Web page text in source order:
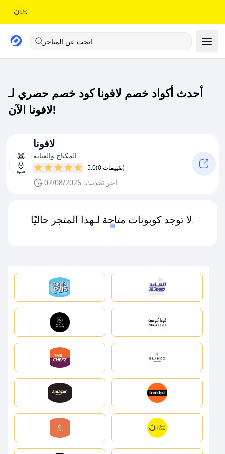
ابحث عن المتاجر
أحدث أكواد خصم لافونا كود خصم حصري لـ
لافونا الآن!
لافونا
المكياج والعناية
5.0 (0 تقييمات)
اخر تحديث: 07/08/2026
لا توجد كوبونات متاحة لـهذا المتجر حاليًا.